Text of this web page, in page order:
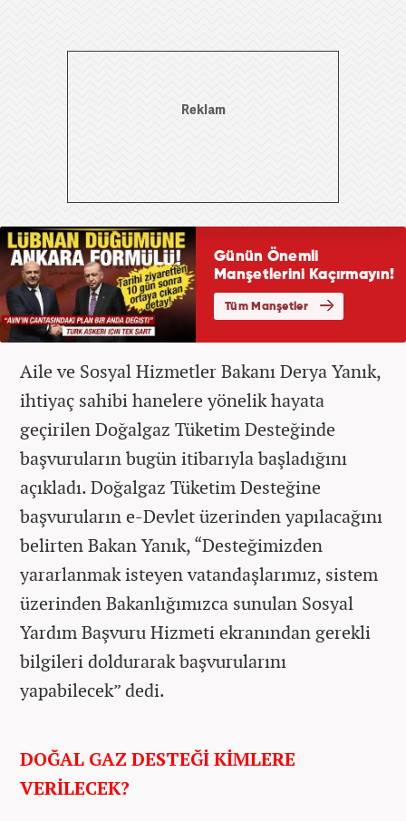
Aile ve Sosyal Hizmetler Bakanı Derya Yanık,
ihtiyaç sahibi hanelere yönelik hayata
geçirilen Doğalgaz Tüketim Desteğinde
başvuruların bugün itibarıyla başladığını
açıkladı.Doğalgaz Tüketim Desteğine
başvuruların e-Devlet üzerinden yapılacağını
belirten Bakan Yanık, “Desteğimizden
yararlanmak isteyen vatandaşlarımız, sistem
üzerinden Bakanlığımızca sunulan Sosyal
Yardım Başvuru Hizmeti ekranından gerekli
bilgileri doldurarak başvurularını
yapabilecek” dedi.
DOĞAL GAZ DESTEĞİ KİMLERE
VERİLECEK?